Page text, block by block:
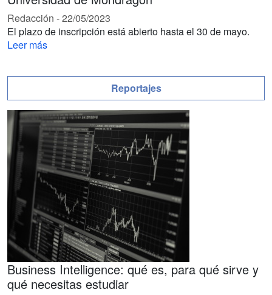
Redacción -22/05/2023
El plazo de inscripción está abierto hasta el 30 de mayo.
Leer más
Reportajes
Business Intelligence: qué es, para qué sirve y
qué necesitas estudiar